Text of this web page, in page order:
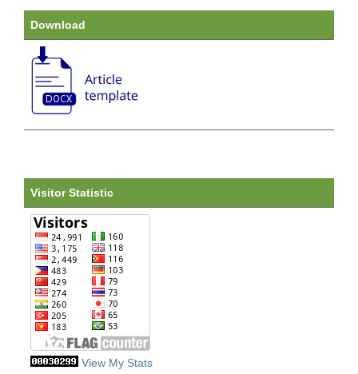
Download
Visitor Statistic
View My Stats